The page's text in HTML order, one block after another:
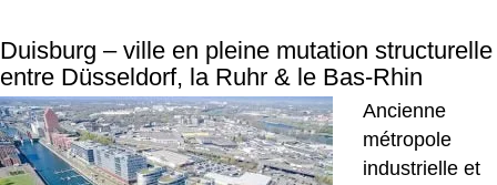
Duisburg – ville en pleine mutation structurelle
entre Düsseldorf, la Ruhr & le Bas-Rhin
Ancienne
métropole
industrielle et